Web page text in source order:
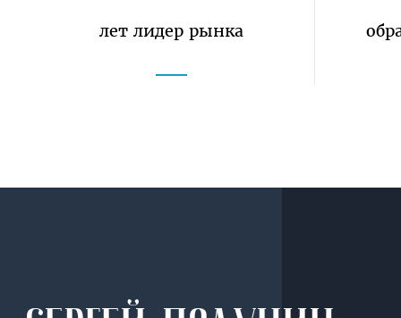
лет лидер рынка